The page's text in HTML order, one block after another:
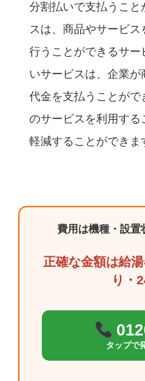
分割払いで支払うこ
スは、商品やサービ
行うことができるサー
いサービスは、企業
代金を支払うことがで
のサービスを利用する
軽減することができま
費用は機種・設置
正確な金額は給
り・
タップで